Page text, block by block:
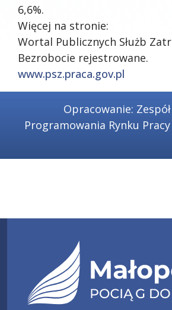
6,6%.
Więcej na stronie:
Wortal Publicznych Służb
Bezrobocie rejestrowane.
www.psz.praca.gov.pl
Opracowanie:
Programowania Rynku